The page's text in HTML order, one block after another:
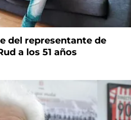
del representante de
a los 51 años